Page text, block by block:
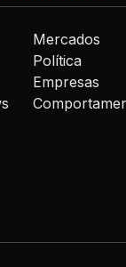
Mercados
Política
Empresas